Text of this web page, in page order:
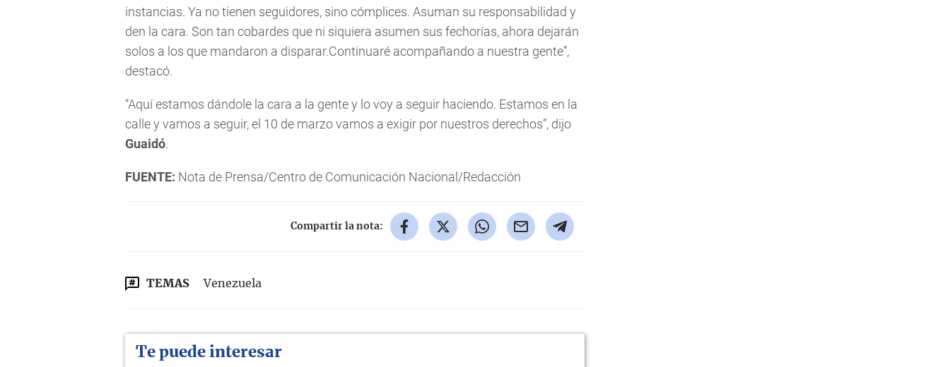
instancias. Ya no tienen seguidores, sino cómplices. Asuman su responsabilidad y
den la cara. Son tan cobardes que ni siquiera asumen sus fechorías, ahora dejarán
solos a los que mandaron a disparar.Continuaré acompañando a nuestra gente”,
destacó.
“Aquí estamos dándole la cara a la gente y lo voy a seguir haciendo. Estamos en la
calle y vamos a seguir, el 10 de marzo vamos a exigir por nuestros derechos”, dijo
Guaidó.
FUENTE: Nota de Prensa/Centro de Comunicación Nacional/Redacción
Compartir la nota:
TEMAS Venezuela
Te puede interesar